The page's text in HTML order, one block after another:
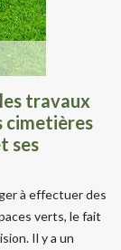
travaux
cimetières
ses
à effectuer des
verts, le fait
Il y a un